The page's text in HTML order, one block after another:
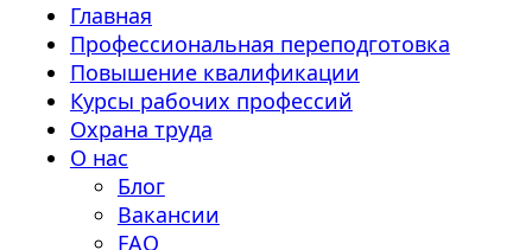
Главная
Профессиональная переподготовка
Повышение квалификации
Курсы рабочих профессий
Охрана труда
О нас
Блог
Вакансии
FAQ